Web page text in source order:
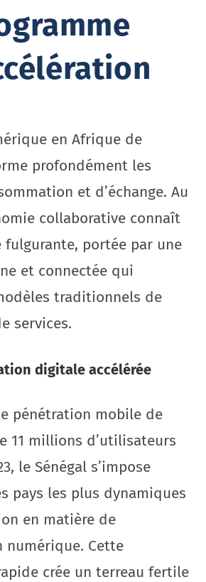
en Afrique de
profondément les
et d’échange. Au
collaborative connaît
fulgurante, portée par une
et connectée qui
traditionnels de
services.
digitale accélérée
pénétration mobile de
11 millions d’utilisateurs
le Sénégal s’impose
pays les plus dynamiques
en matière de
Cette
crée un terreau fertile